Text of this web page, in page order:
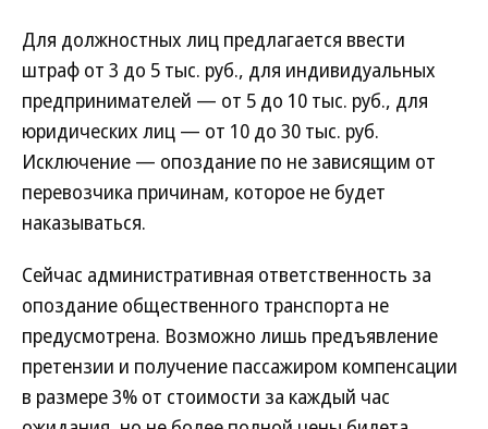
Для должностных лиц предлагается ввести
штраф от 3 до 5 тыс. руб., для индивидуальных
предпринимателей — от 5 до 10 тыс. руб., для
юридических лиц — от 10 до 30 тыс. руб.
Исключение — опоздание по не зависящим от
перевозчика причинам, которое не будет
наказываться.
Сейчас административная ответственность за
опоздание общественного транспорта не
предусмотрена. Возможно лишь предъявление
претензии и получение пассажиром компенсации
в размере 3% от стоимости за каждый час